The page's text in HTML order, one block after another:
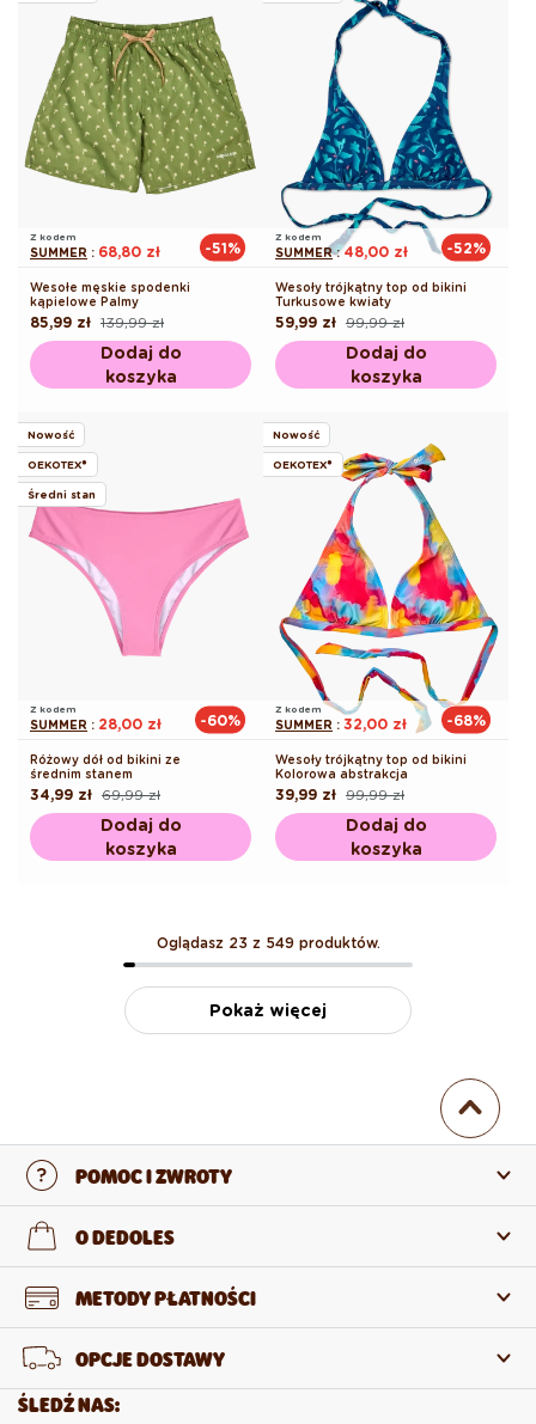
Z kodem
SUMMER : 68,80 zł -51%
Wesołe męskie spodenki
kąpielowe Palmy
Cena
regularna
139,99 zł
Cena
promocyjna
85,99 zł
Dodaj do
koszyka
Z kodem
SUMMER:48,00 zł -52%
Wesoły trójkątny top od bikini
Turkusowe kwiaty
Cena
regularna
99,99 zł
Cena
promocyjna
59,99 zł
Dodaj do
koszyka
Nowość
OEKOTEX®
Średni stan
Z kodem
SUMMER : 28,00 zł -60%
Różowy dół od bikini ze
średnim stanem
Cena
regularna
69,99 zł
Cena
promocyjna
34,99 zł
Dodaj do
koszyka
Nowość
OEKOTEX®
Z kodem
SUMMER : 32,00 zł -68%
Wesoły trójkątny top od bikini
Kolorowa abstrakcja
Cena
regularna
99,99 zł
Cena
promocyjna
39,99 zł
Dodaj do
koszyka
Oglądasz 23 z 549 produktów.
Pokaż więcej
POMOC I ZWROTY
Skontaktuj się z nami
Zwroty i reklamacje
Odstąpienie od umowy
O DEDOLES
O nas
Sprzedaż hurtowa
METODY PŁATNOŚCI
OPCJE DOSTAWY
ŚLEDŹ NAS: